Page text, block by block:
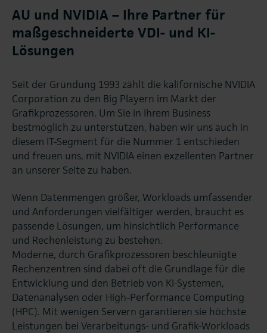
AU und NVIDIA – Ihre Partner für
maßgeschneiderte VDI- und KI-
Lösungen
Seit der Gründung 1993 zählt die kalifornische NVIDIA
Corporation zu den Big Playern im Markt der
Grafikprozessoren. Um Sie in Ihrem Business
bestmöglich zu unterstützen, haben wir uns auch in
diesem IT-Segment für die Nummer 1 entschieden
und freuen uns, mit NVIDIA einen exzellenten Partner
an unserer Seite zu haben.
Wenn Datenmengen größer, Workloads umfassender
und Anforderungen vielfältiger werden, braucht es
passende Lösungen, um hinsichtlich Performance
und Rechenleistung zu bestehen.
Moderne, durch Grafikprozessoren beschleunigte
Rechenzentren sind dabei oft die Grundlage für die
Entwicklung und den Betrieb von KI-Systemen,
Datenanalysen oder High-Performance Computing
(HPC). Mit wenigen Servern garantieren sie höchste
Leistungen bei Verarbeitungs- und Grafik-Workloads